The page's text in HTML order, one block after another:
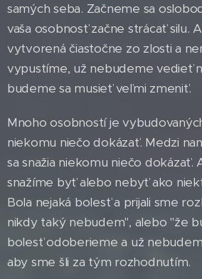
samých seba. Začneme sa
vaša osobnosť začne strácať silu.
vytvorená čiastočne zo zlosti a
vypustíme, už nebudeme vedieť
budeme sa musieť veľmi zmeniť.
Mnoho osobností je
niekomu niečo dokázať. Medzi
sa snažia niekomu niečo dokázať.
snažíme byť alebo nebyť ako
Bola nejaká bolesť a prijali sme
nikdy taký nebudem", alebo "že
bolesť odoberieme a už
aby sme šli za tým rozhodnutím.